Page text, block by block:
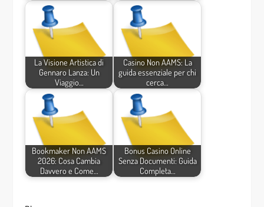
La Visione Artistica di
Gennaro Lanza: Un
Viaggio…
Casino Non AAMS: La
guida essenziale per chi
cerca…
Bookmaker Non AAMS
2026: Cosa Cambia
Davvero e Come…
Bonus Casino Online
Senza Documenti: Guida
Completa…